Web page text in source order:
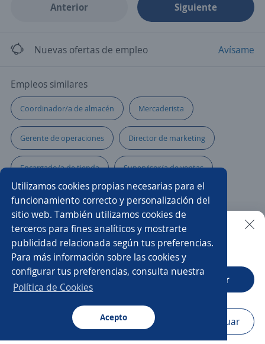
Buscar Postulaciones Avisos Favoritos
Anterior Siguiente
Nuevas ofertas de empleo Avísame
Empleos similares
Coordinador/a de almacén Mercaderista
Gerente de operaciones Director de marketing
Encargado/a de tienda Supervisor/a de ventas
Ejecutivo/a de ventas Gerente comercial
Gerente de ventas retail Ejecutivo/a de atención al cliente
Subgerente/a de tienda Supervisor/a
Ejecutivo/a comercial
Gerente tienda
Buscar es más fácil en la app
CT App Abrir
Navegador Continuar
Utilizamos cookies propias necesarias para el
funcionamiento correcto y personalización del
sitio web. También utilizamos cookies de
terceros para fines analíticos y mostrarte
publicidad relacionada según tus preferencias.
Para más información sobre las cookies y
configurar tus preferencias, consulta nuestra
Política de Cookies
Acepto